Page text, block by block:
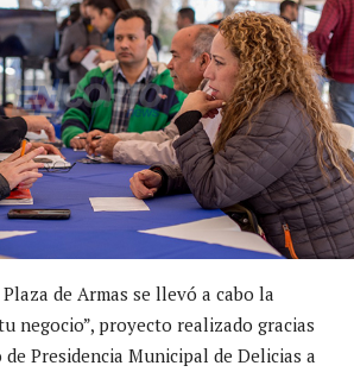
de Armas se llevó a cabo la
negocio”, proyecto realizado gracias
Presidencia Municipal de Delicias a